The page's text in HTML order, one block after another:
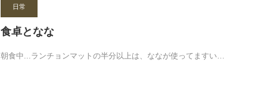
日常
食卓となな
朝食中...ランチョンマットの半分以上は、ななが使ってますい…